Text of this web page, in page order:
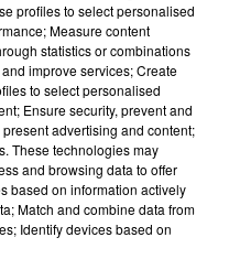
à la vie de chatelain
clip
enfin le remix de « Love
Kylie Minogue
profiles to select personalised
Measure content
statistics or combinations
improve services; Create
to select personalised
Ensure security, prevent and
advertising and content;
These technologies may
and browsing data to offer
based on information actively
Match and combine data from
Identify devices based on